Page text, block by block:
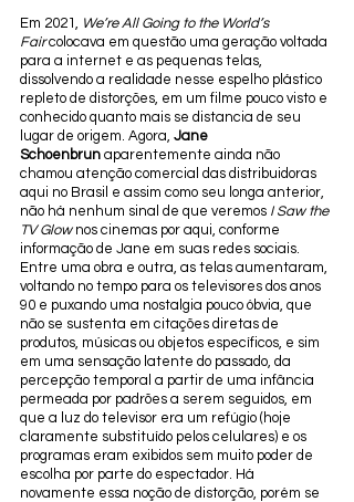
Em 2021,
We’re All Going to the World’s
Fair colocava em questão uma geração voltada
para a internet e as pequenas telas,
dissolvendo a realidade nesse espelho plástico
repleto de distorções, em um filme pouco visto e
conhecido quanto mais se distancia de seu
lugar de origem. Agora, Jane
Schoenbrun aparentemente ainda não
chamou atenção comercial das distribuidoras
aqui no Brasil e assim como seu longa anterior,
não há nenhum sinal de que veremos I Saw the
TV Glow nos cinemas por aqui, conforme
informação de Jane em suas redes sociais.
Entre uma obra e outra, as telas aumentaram,
voltando no tempo para os televisores dos anos
90 e puxando uma nostalgia pouco óbvia, que
não se sustenta em citações diretas de
produtos, músicas ou objetos específicos, e sim
em uma sensação latente do passado, da
percepção temporal a partir de uma infância
permeada por padrões a serem seguidos, em
que a luz do televisor era um refúgio (hoje
claramente substituído pelos celulares) e os
programas eram exibidos sem muito poder de
escolha por parte do espectador. Há
novamente essa noção de distorção, porém se